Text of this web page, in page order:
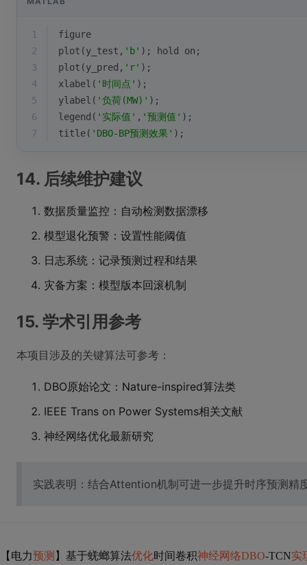
1
figure
2
plot (y_test, 'b' ); hold
on;
3
plot (y_pred, 'r' );
4
xlabel( '时间点' );
5
ylabel( '负荷(MW)' );
6
legend ( '实际值' , '预测值' );
7
title( 'DBO-BP预测效果' );
14. 后续维护建议
数据质量监控：自动检测数据漂移
模型退化预警：设置性能阈值
日志系统：记录预测过程和结果
灾备方案：模型版本回滚机制
15. 学术引用参考
本项目涉及的关键算法可参考：
DBO原始论文：Nature-inspired算法类
IEEE Trans on Power Systems相关文献
神经网络优化最新研究
实践表明：结合Attention机制可进一步提升时序预测精
【电力预测 】基于蜣螂算法优化时间卷积神经网络DBO-TCN实